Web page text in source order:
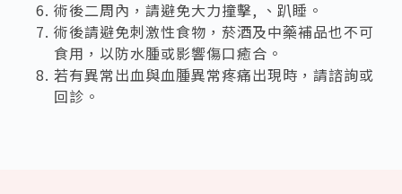
術後二周內，請避免大力撞擊, 、趴睡。
術後請避免刺激性食物，菸酒及中藥補品也不可
食用，以防水腫或影響傷口癒合。
若有異常出血與血腫異常疼痛出現時，請諮詢或
回診。